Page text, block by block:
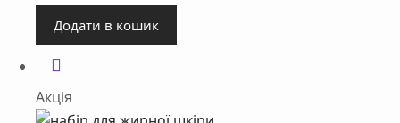
Додати в кошик
Акція